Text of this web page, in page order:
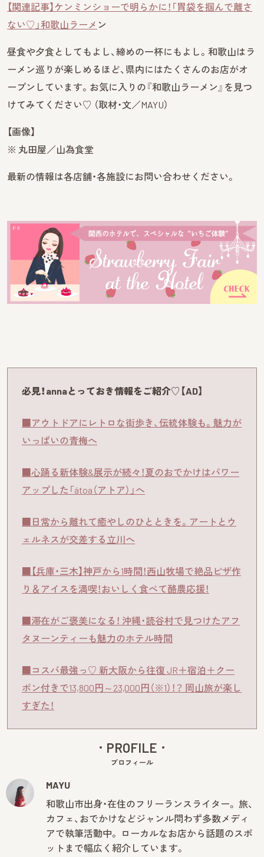
【関連記事】ケンミンショーで明らかに！「胃袋を掴んで離さ
ない♡」和歌山ラーメ ン
昼食や夕食としてもよし、締めの一杯にもよし。和歌山はラ
ーメン巡りが楽しめるほど、県内にはたくさんのお店がオ
ープンしています。お気に入りの『和歌山ラーメン』を見つ
けてみてください♡ （取材・文／MAYU）
【画像】
※ 丸田屋／山為食堂
最新の情報は各店舗・各施設にお問い合わせください。
必見！annaとっておき情報をご紹介♡【AD】
■アウトドアにレトロな街歩き、伝統体験も。魅力が
いっぱいの青梅へ
■心踊る新体験&展示が続々！夏のおでかけはパワー
アップした「átoa（アトア）」へ
■日常から離れて癒やしのひとときを。アートとウ
ェルネスが交差する立川へ
■【兵庫・三木】神戸から1時間！西山牧場で絶品ピザ作
り＆アイスを満喫！おいしく食べて酪農応援！
■滞在がご褒美になる！ 沖縄・読谷村で見つけたアフ
タヌーンティーも魅力のホテル時間
■コスパ最強っ♡ 新大阪から往復 JR＋宿泊＋クー
ポン付きで13,800円～23,000円（※1）！？ 岡山旅が楽し
すぎた！
PROFILE
プロフィール
MAYU
和歌山市出身・在住のフリーランスライター。 旅、
カフェ、おでかけなどジャンル問わず多数メディ
アで執筆活動中。 ローカルなお店から話題のスポ
ットまで幅広く紹介しています。